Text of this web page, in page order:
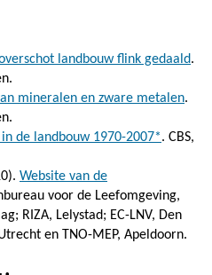
landbouw flink gedaald.
mineralen en zware metalen.
de landbouw 1970-2007*. CBS,
Website van de
voor de Leefomgeving,
RIZA, Lelystad; EC-LNV, Den
en TNO-MEP, Apeldoorn.